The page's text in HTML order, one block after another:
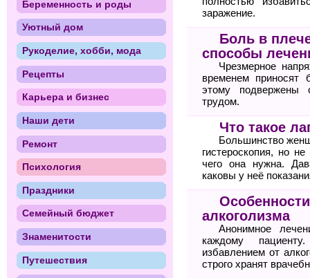
заражение.
Боль в
способы
Чрезмерное
временем
этому подвержены
трудом.
Что такое
Большинство
гистероскопия, но
чего она нужна.
каковы у неё
алкоголизма
Анонимное
каждому
избавлением от
строго хранят
Беременность и роды
Уютный дом
Рукоделие, хобби, мода
Рецепты
Карьера и бизнес
Наши дети
Ремонт
Психология
Праздники
Семейный бюджет
Знаменитости
Путешествия